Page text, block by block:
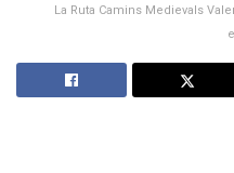
La Ruta Camins Medievals